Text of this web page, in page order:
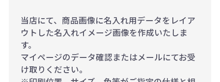
当店にて、商品画像に名入れ用データをレイア
ウトした名入れイメージ画像を作成いたしま
す。
マイページのデータ確認またはメールにてお受
け取りください。